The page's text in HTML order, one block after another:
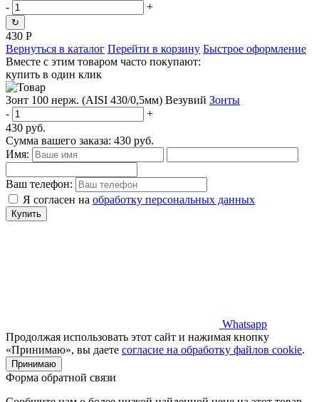
- +
↻
430 Р
Вернуться в каталог Перейти в корзину Быстрое оформление
Вместе с этим товаром часто покупают:
купить в один клик
Зонт 100 нерж. (AISI 430/0,5мм) Везувий Зонты
-
+
430 руб.
Сумма вашего заказа: 430 руб.
Имя:
Ваш телефон:
Я согласен на обработку персональных данных
Купить
Whatsapp
Продолжая использовать этот сайт и нажимая кнопку
«Принимаю», вы даете согласие на обработку файлов cookie.
Принимаю
Форма обратной связи